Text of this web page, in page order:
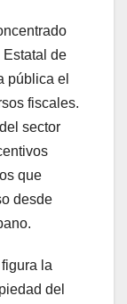
de
pública el
fiscales.
sector
que
desde
la
del